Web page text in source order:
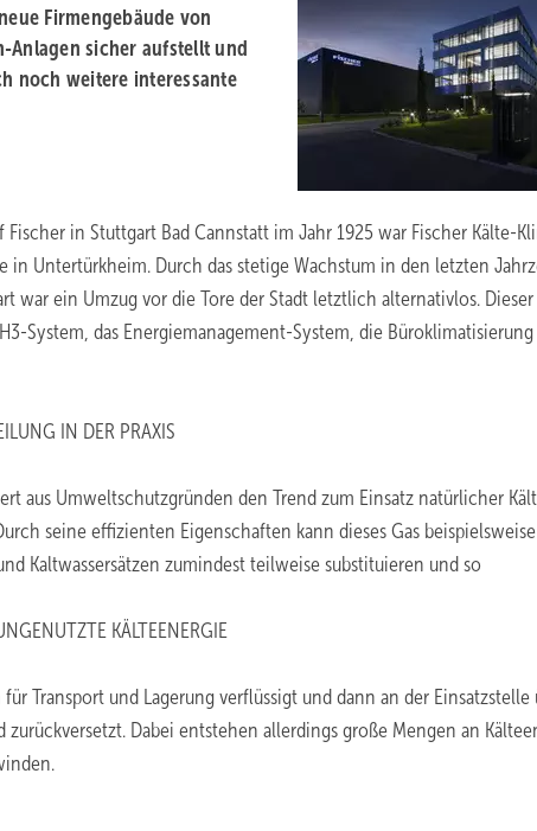
Firmengebäude von
Anlagen sicher aufstellt und
noch weitere interessante
in Stuttgart Bad Cannstatt im Jahr 1925 war Fischer Kälte-
in Untertürkheim. Durch das stetige Wachstum in den letzten
war ein Umzug vor die Tore der Stadt letztlich alternativlos.
System, das Energiemanagement-System, die Büroklimatisierung
IN DER PRAXIS
aus Umweltschutzgründen den Trend zum Einsatz natürlicher
seine effizienten Eigenschaften kann dieses Gas
Kaltwassersätzen zumindest teilweise substituieren und so
KÄLTEENERGIE
Transport und Lagerung verflüssigt und dann an der Einsatzstelle
Dabei entstehen allerdings große Mengen an